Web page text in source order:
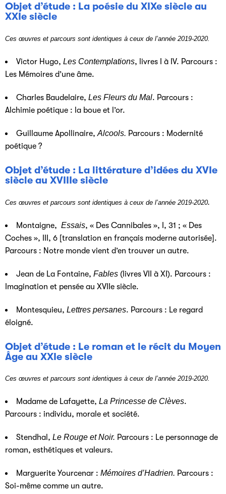
Objet d’étude : La poésie du XIXe siècle au
XXIe siècle
Ces œuvres et parcours sont identiques à ceux de l’année 2019-2020.
Victor Hugo, Les Contemplations, livres I à IV. Parcours :
Les Mémoires d’une âme.
Charles Baudelaire, Les Fleurs du Mal. Parcours :
Alchimie poétique : la boue et l’or.
Guillaume Apollinaire,Alcools. Parcours : Modernité
poétique ?
Objet d’étude : La littérature d’idées du XVIe
siècle au XVIIIe siècle
Ces œuvres et parcours sont identiques à ceux de l’année 2019-2020.
Montaigne, Essais, « Des Cannibales », I, 31 ; « Des
Coches », III, 6 [translation en français moderne autorisée].
Parcours : Notre monde vient d’en trouver un autre.
Jean de La Fontaine, Fables (livres VII à XI). Parcours :
Imagination et pensée au XVIIe siècle.
Montesquieu, Lettres persanes. Parcours : Le regard
éloigné.
Objet d’étude : Le roman et le récit du Moyen
Âge au XXIe siècle
Ces œuvres et parcours sont identiques à ceux de l’année 2019-2020.
Madame de Lafayette, La Princesse de Clèves.
Parcours : individu, morale et société.
Stendhal, Le Rouge et Noir. Parcours : Le personnage de
roman, esthétiques et valeurs.
Marguerite Yourcenar : Mémoires d’Hadrien. Parcours :
Soi-même comme un autre.